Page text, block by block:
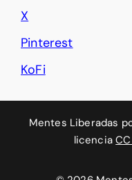
X
Pinterest
KoFi
Mentes Liberadas
licencia